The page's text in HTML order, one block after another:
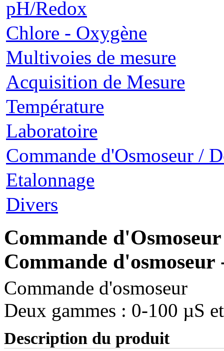
pH/Redox
Chlore - Oxygène
Multivoies de mesure
Acquisition de Mesure
Température
Laboratoire
Commande d'Osmoseur /
Etalonnage
Divers
Commande
Commande
Commande d'osmoseur
Deux gammes : 0-100 µS
Description du produit